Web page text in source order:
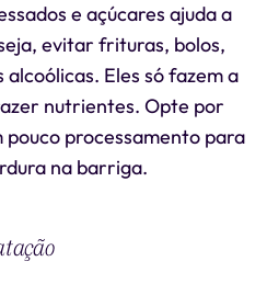
e açúcares ajuda a
evitar frituras, bolos,
Eles só fazem a
nutrientes. Opte por
pouco processamento para
na barriga.